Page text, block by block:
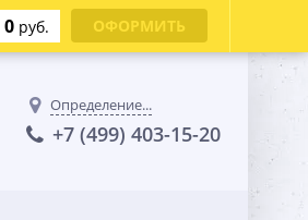
Определение...
+7 (499) 403-15-20
0 руб. ОФОРМИТЬ